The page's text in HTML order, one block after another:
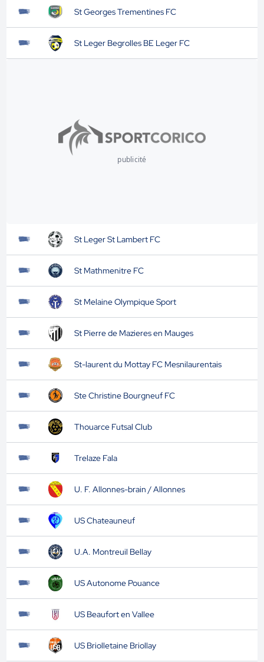
St Georges Trementines FC
St Leger Begrolles BE Leger FC
publicité
St Leger St Lambert FC
St Mathmenitre FC
St Melaine Olympique Sport
St Pierre de Mazieres en Mauges
St-laurent du Mottay FC Mesnilaurentais
Ste Christine Bourgneuf FC
Thouarce Futsal Club
Trelaze Fala
U. F. Allonnes-brain / Allonnes
US Chateauneuf
U.A. Montreuil Bellay
US Autonome Pouance
US Beaufort en Vallee
US Briolletaine Briollay